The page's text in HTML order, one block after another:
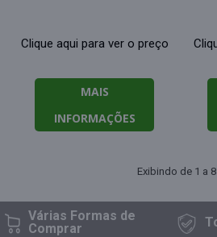
Clique aqui para ver o preço
MAIS
INFORMAÇÕES
Exibindo de 1 a
Várias Formasde
Comprar